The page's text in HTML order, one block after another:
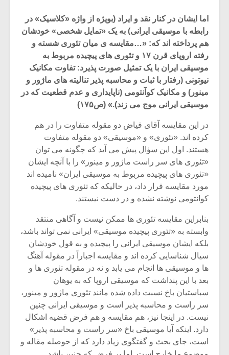
اما ایشان در کنار نقد و ایراد (بویژه از واژه «کلاسیک» در
رابطه با موسیقی ایرانی) به یک «تمایل شخصی» خودشان
هم پرداخته اند که: «…مقایسه ی میان تئوری شسته و
رفته اروپای قرن ۱۷ و تئوری های پیچیده مربوط به
موسیقی ایران با یک تمثیل صورت پذیرد: تفاوت مکانیک
نیوتونی (رفتار با ثبات و محاسبه پذیر تنالیته های ماژور و
مینور) و مکانیک کوآنتومی (ناپایداری و عدم قطعیت که در
موسیقی ایرانی موج می زند).» (ص۱۷۵)
در این مقایسه آقای فیاض دو مقوله متفاوت را در هم
کرده اند. «تئوری» و «موسیقی» دو مقوله متفاوت
هستند. اول این سؤال پیش می آید که چگونه می توان
«تئوری های سر راست ماژور و مینور» را با آنچه ایشان
«تئوری های پیچیده مربوط به موسیقی ایران» نامیده اند
مورد مقایسه قرار داد، در حالیکه که تئوری های پیچیده
کوانتومی نوشته نشده و در دست نیستند.
بنابراین مقایسه تئوری ها ممکن نیست و آگاهی منتقد
وابسته به «تئوری پیچیده موسیقی» ایرانی نمی تواند باشد،
بلکه ایشان موسیقی ایرانی را پیچیده و به قول خودشان
سیال شناسایی کرده اند و مقایسه اجباراً در مقوله آهنگ
ها و موسیقی ها انجام می یابد و نه در مقوله تئوری ها و
بعد با این پنداشت که موسیقی اروپا که به یوهان
سباستیان باخ نسبت داده شده مانند تئوری ماژور و مینور،
سر راست و محاسبه پذیر است و موسیقی ایرانی چنین
نیست. در اینجا نیز، هم مقایسه و هم فرض قضیه اشکال
دارد. اینکه آیا موسیقی باخ «سر راست و محاسبه پذیر»
است، جای بحث و گفتگوی زیاد دارد که از حوصله مقاله و
میکلوش روژا موریس ژار